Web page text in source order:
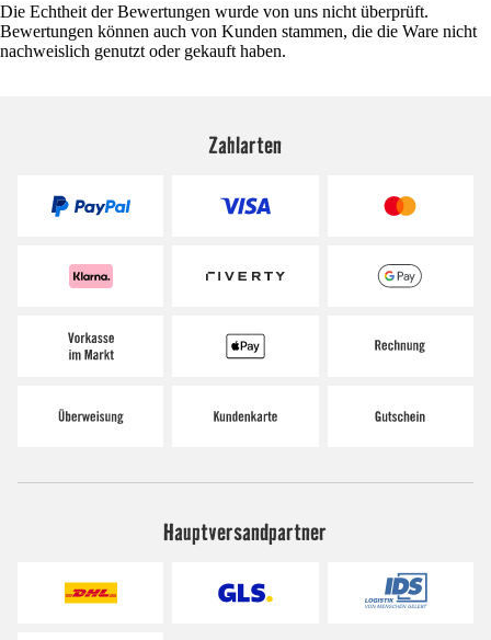
Die Echtheit der Bewertungen wurde von uns nicht überprüft.
Bewertungen können auch von Kunden stammen, die die Ware nicht
nachweislich genutzt oder gekauft haben.
Zahlarten
Hauptversandpartner